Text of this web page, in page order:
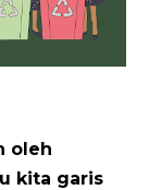
oleh
kita garis